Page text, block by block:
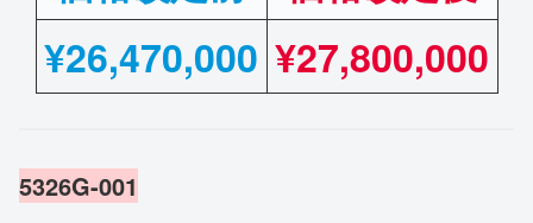
¥26,470,000 ¥27,800,000
5326G-001